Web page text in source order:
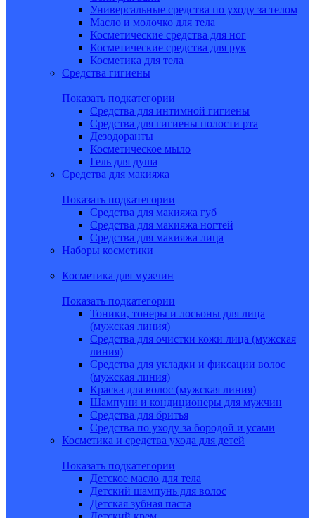
Универсальные средства по уходу за телом
Масло и молочко для тела
Косметические средства для ног
Косметические средства для рук
Косметика для тела
Средства гигиены
Показать подкатегории
Средства для интимной гигиены
Средства для гигиены полости рта
Дезодоранты
Косметическое мыло
Гель для душа
Средства для макияжа
Показать подкатегории
Средства для макияжа губ
Средства для макияжа ногтей
Средства для макияжа лица
Наборы косметики
Косметика для мужчин
Показать подкатегории
Тоники, тонеры и лосьоны для лица
(мужская линия)
Средства для очистки кожи лица (мужская
линия)
Средства для укладки и фиксации волос
(мужская линия)
Краска для волос (мужская линия)
Шампуни и кондиционеры для мужчин
Средства для бритья
Средства по уходу за бородой и усами
Косметика и средства ухода для детей
Показать подкатегории
Детское масло для тела
Детский шампунь для волос
Детская зубная паста